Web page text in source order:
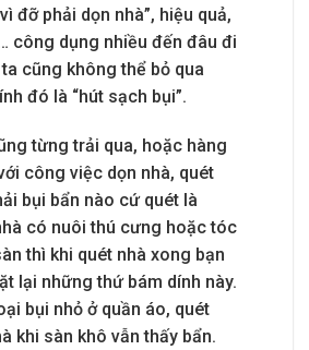
đỡ phải dọn nhà”, hiệu quả,
công dụng nhiều đến đâu đi
cũng không thể bỏ qua
đó là “hút sạch bụi”.
từng trải qua, hoặc hàng
công việc dọn nhà, quét
bụi bẩn nào cứ quét là
có nuôi thú cưng hoặc tóc
thì khi quét nhà xong bạn
lại những thứ bám dính này.
bụi nhỏ ở quần áo, quét
khi sàn khô vẫn thấy bẩn.